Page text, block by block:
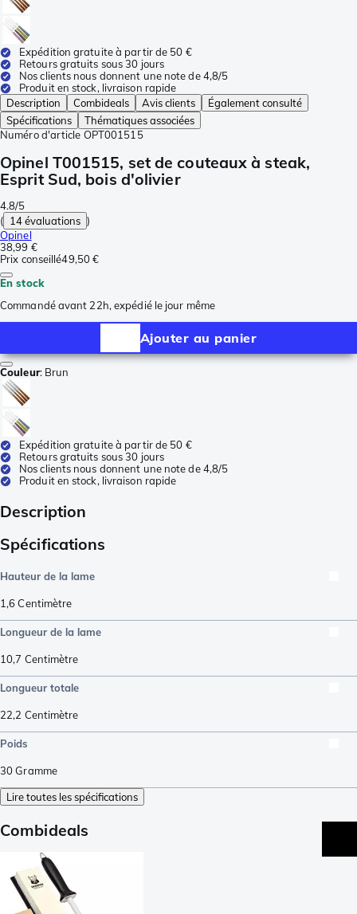
Expédition gratuite à partir de 50 €
Retours gratuits sous 30 jours
Nos clients nous donnent une note de 4,8/5
Produit en stock, livraison rapide
Description
Combideals Avis clients
Également consulté
Spécifications
Thématiques associées
Numéro d'article OPT001515
Opinel T001515, set de couteaux à steak,
Esprit Sud, bois d'olivier
4.8/5
( 14 évaluations )
Opinel
38,99 €
Prix conseillé49,50 €
En stock
Commandé avant 22h, expédié le jour même
Ajouter au panier
Couleur: Brun
Expédition gratuite à partir de 50 €
Retours gratuits sous 30 jours
Nos clients nous donnent une note de 4,8/5
Produit en stock, livraison rapide
Description
Spécifications
Hauteur de la lame
1,6Centimètre
Longueur de la lame
10,7 Centimètre
Longueur totale
22,2 Centimètre
Poids
30Gramme
Lire toutes les spécifications
Combideals